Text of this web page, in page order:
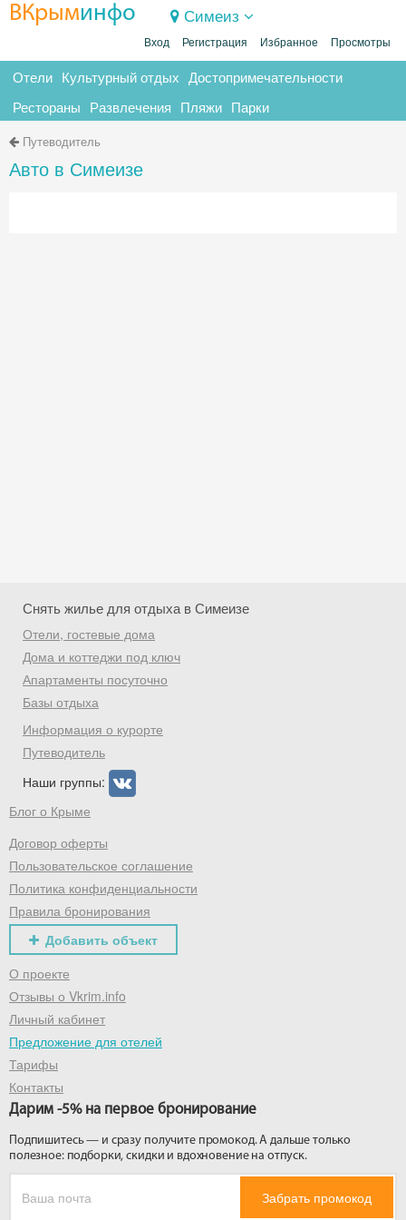
ВКрыминфо Симеиз
Вход Регистрация Избранное Просмотры
Отели Культурный отдых Достопримечательности
Рестораны Развлечения Пляжи Парки
Путеводитель
Авто в Симеизе
Снять жилье для отдыха в Симеизе
Отели, гостевые дома
Дома и коттеджи под ключ
Апартаменты посуточно
Базы отдыха
Информация о курорте
Путеводитель
Наши группы:
Блог о Крыме
Договор оферты
Пользовательское соглашение
Политика конфиденциальности
Правила бронирования
Добавить объект
О проекте
Отзывы о Vkrim.info
Личный кабинет
Предложение для отелей
Тарифы
Контакты
Дарим -5% на первое бронирование
Подпишитесь — и сразу получите промокод. А дальше только
полезное: подборки, скидки и вдохновение на отпуск.
Забрать промокод
Скидка −5%
Хочешь дешевле? Оставь почту и получи
промокод на первое бронирование!